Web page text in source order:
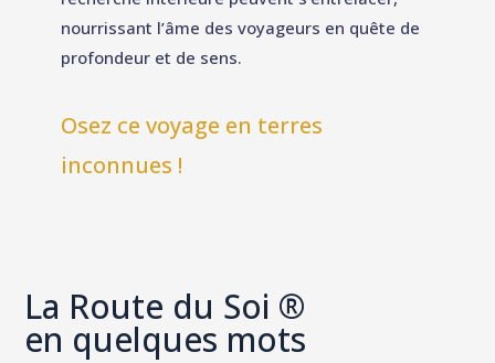
nourrissant l’âme des voyageurs en quête de
profondeur et de sens.
Osez ce voyage en terres
inconnues !
La Route du Soi ®
en quelques mots